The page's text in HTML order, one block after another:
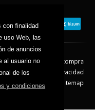
con finalidad
uso Web, las
de anuncios
al usuario no
de los
y condiciones
Condiciones de compra
Política de Privacidad
de Cookies
Sitemap